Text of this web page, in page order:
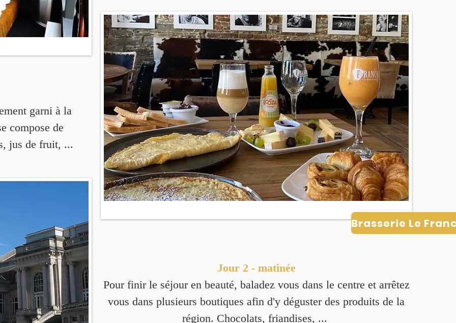
garni à la
compose de
jus de fruit, ...
Jour 2 - matinée
Pour finir le séjour en beauté, baladez vous dans le centre et arrêtez
vous dans plusieurs boutiques afin d'y déguster des produits de la
région. Chocolats, friandises, ...